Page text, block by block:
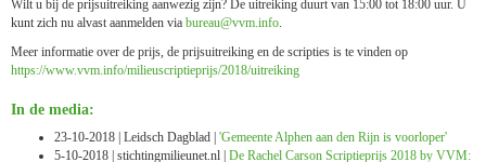
Wilt u bij de prijsuitreiking aanwezig zijn? De uitreiking duurt van 15:00 tot 18:00 uur. U
kunt zich nu alvast aanmelden via uaerub@vvm.info.
Meer informatie over de prijs, de prijsuitreiking en de scripties is te vinden op
https://www.vvm.info/milieuscriptieprijs/2018/uitreiking
In de media:
23-10-2018 | Leidsch Dagblad | 'Gemeente Alphen aan den Rijn is voorloper'
5-10-2018 | stichtingmilieunet.nl | De Rachel Carson Scriptieprijs 2018 by VVM: